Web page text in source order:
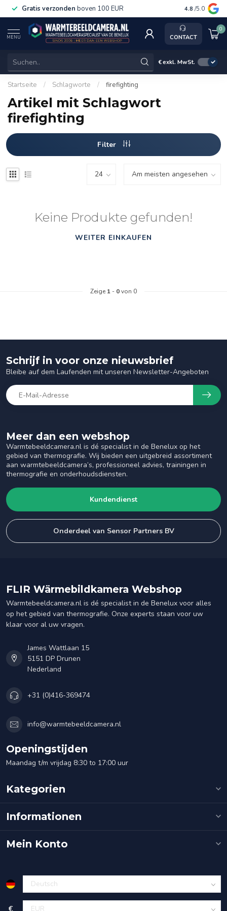
Gratis verzonden boven 100 EUR Service,
4.8 /5.0
MENU CONTACT
0
€exkl. MwSt.
Startseite / Schlagworte / firefighting
Artikel mit Schlagwort
firefighting
Filter
Keine Produkte gefunden!
WEITER EINKAUFEN
Zeige 1 - 0von 0
Meer dan een webshop
Warmtebeeldcamera.nl is dé specialist in de Benelux op het
gebied van thermografie. Wij bieden een uitgebreid assortiment
aan warmtebeeldcamera’s, professioneel advies, trainingen in
thermografie en onderhoudsdiensten.
Kundendienst
Onderdeel van Sensor Partners BV
Schrijf in voor onze nieuwsbrief
Bleibe auf dem Laufenden mit unseren Newsletter-Angeboten
FLIR Wärmebildkamera Webshop
Warmtebeeldcamera.nl is dé specialist in de Benelux voor alles
op het gebied van thermografie. Onze experts staan voor uw
klaar voor al uw vragen.
James Wattlaan 15
5151 DP Drunen
Nederland
+31 (0)416-369474
info@warmtebeeldcamera.nl
Openingstijden
Maandag t/m vrijdag 8:30 to 17:00 uur
Kategorien
Informationen
Mein Konto
€